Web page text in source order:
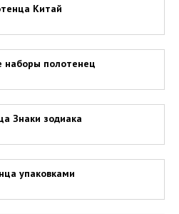
Китай
наборы полотенец
Знаки зодиака
упаковками